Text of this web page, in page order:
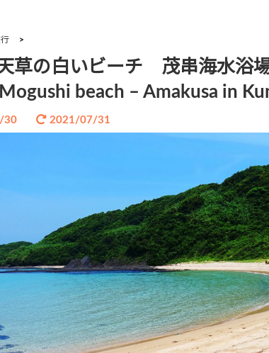
行
草の白いビーチ 茂串海水
beach – Amakusa in
30 2021/07/31